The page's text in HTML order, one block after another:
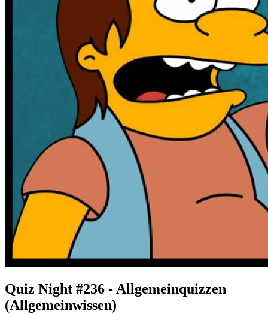
Quiz Night #236 - Allgemeinquizzen
(Allgemeinwissen)